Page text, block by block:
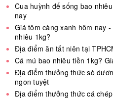
Cua huỳnh đế sống bao
nay
Giá tôm càng xanh hôm nay
nhiêu 1kg?
Địa điểm ăn tất niên tại
Cá mú bao nhiêu tiền 1kg?
Địa điểm thưởng thức sò
ngon tuyệt
Địa điểm thưởng thức cá